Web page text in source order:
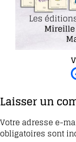
Laisser un
Votre adresse e-
obligatoires sont